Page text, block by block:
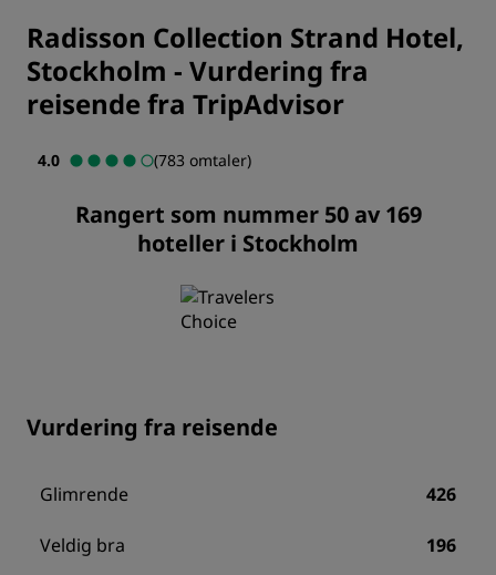
Radisson Collection Strand Hotel,
Stockholm - Vurdering fra
reisende fra TripAdvisor
4.0 (783 omtaler)
Rangert som nummer 50 av 169
hoteller i Stockholm
Vurdering fra reisende
Glimrende 426
Veldig bra 196